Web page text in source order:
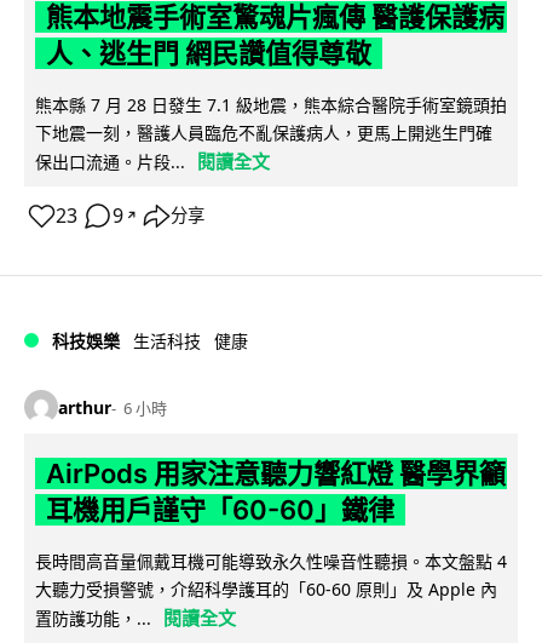
熊本地震手術室驚魂片瘋傳 醫護保護病
人、逃生門 網民讚值得尊敬
熊本縣 7 月 28 日發生 7.1 級地震，熊本綜合醫院手術室鏡頭拍
下地震一刻，醫護人員臨危不亂保護病人，更馬上開逃生門確
保出口流通。片段...
閱讀全文
23 9 ↗ 分享
科技娛樂 生活科技 健康
arthur 6 小時
AirPods 用家注意聽力響紅燈 醫學界籲
耳機用戶謹守「60-60」鐵律
長時間高音量佩戴耳機可能導致永久性噪音性聽損。本文盤點 4
大聽力受損警號，介紹科學護耳的「60-60 原則」及 Apple 內
置防護功能，...
閱讀全文